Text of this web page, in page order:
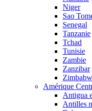
Niger
Sao
Senegal
Tanzanie
Tchad
Tunisie
Zambie
Zanzibar
Amérique
Antigua
Antilles